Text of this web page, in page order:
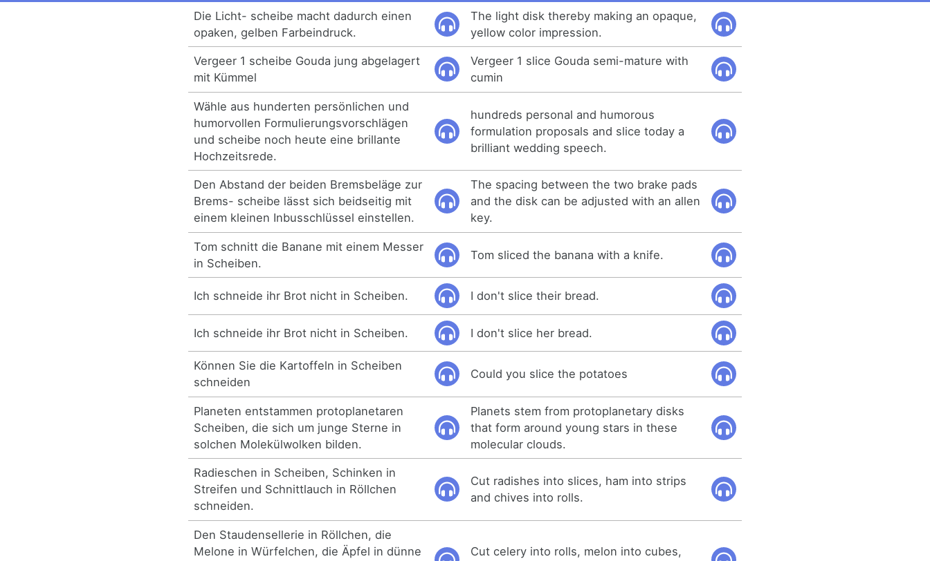
Die Licht- scheibe macht dadurch einen
opaken, gelben Farbeindruck.
The light disk thereby making an opaque,
yellow color impression.
Vergeer 1 scheibe Gouda jung abgelagert
mit Kümmel
Vergeer 1 slice Gouda semi-mature with
cumin
Wähle aus hunderten persönlichen und
humorvollen Formulierungsvorschlägen
und scheibe noch heute eine brillante
Hochzeitsrede.
hundreds personal and humorous
formulation proposals and slice today a
brilliant wedding speech.
Den Abstand der beiden Bremsbeläge zur
Brems- scheibe lässt sich beidseitig mit
einem kleinen Inbusschlüssel einstellen.
The spacing between the two brake pads
and the disk can be adjusted with an allen
key.
Tom schnitt die Banane mit einem Messer
in Scheiben.
Tom sliced the banana with a knife.
Ich schneide ihr Brot nicht in Scheiben. I don't slice their bread.
Ich schneide ihr Brot nicht in Scheiben. I don't slice her bread.
Können Sie die Kartoffeln in Scheiben
schneiden
Could you slice the potatoes
Planeten entstammen protoplanetaren
Scheiben, die sich um junge Sterne in
solchen Molekülwolken bilden.
Planets stem from protoplanetary disks
that form around young stars in these
molecular clouds.
Radieschen in Scheiben, Schinken in
Streifen und Schnittlauch in Röllchen
schneiden.
Cut radishes into slices, ham into strips
and chives into rolls.
Den Staudensellerie in Röllchen, die
Melone in Würfelchen, die Äpfel in dünne
Cut celery into rolls, melon into cubes,